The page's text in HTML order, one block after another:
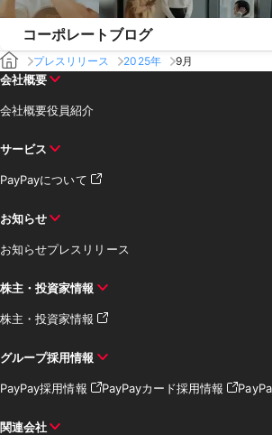
コーポレートブログ
プレスリリース 2025年 9月
会社概要
会社概要役員紹介
サービス
PayPayについて
お知らせ
お知らせプレスリリース
株主・投資家情報
株主・投資家情報
グループ採用情報
PayPay採用情報 PayPayカード採用情報
関連会社